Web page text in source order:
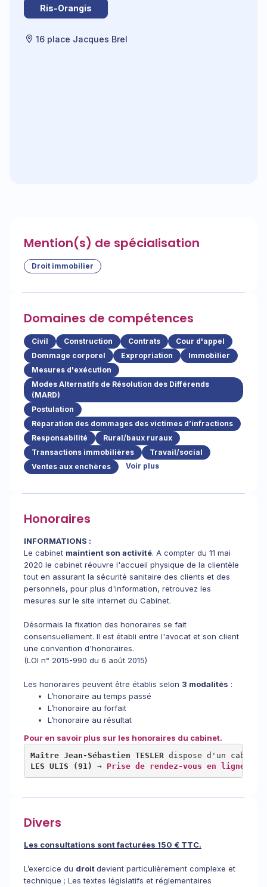
Ris-Orangis
16 place Jacques Brel
Mention(s) de spécialisation
Droit immobilier
Domaines de compétences
Civil Construction Contrats
Cour d'appel
Dommage corporel
Expropriation
Immobilier
Mesures d'exécution
Modes Alternatifs de Résolution des Différends
(MARD)
Postulation
Réparation des dommages des victimes d’infractions
Responsabilité
Rural/baux ruraux
Transactions immobilières
Travail/social
Ventes aux enchères
Voir plus
Honoraires
INFORMATIONS :
Le cabinet maintient son activité. A compter du 11 mai
2020 le cabinet réouvre l'accueil physique de la clientèle
tout en assurant la sécurité sanitaire des clients et des
personnels, pour plus d'information, retrouvez les
mesures sur le site internet du Cabinet.
Désormais la fixation des honoraires se fait
consensuellement. Il est établi entre l'avocat et son client
une convention d'honoraires.
(LOI n° 2015-990 du 6 août 2015)
Les honoraires peuvent être établis selon 3 modalités :
L’honoraire au temps passé
L’honoraire au forfait
L’honoraire au résultat
Pour en savoir plus sur les honoraires du cabinet.
Maître Jean-Sébastien TESLER
LES ULIS (91) → Prise de rendez-vous en ligne
Divers
Les consultations sont facturées 150 € TTC.
L’exercice du droitdevient particulièrement complexe et
technique ; Les textes législatifs et réglementaires